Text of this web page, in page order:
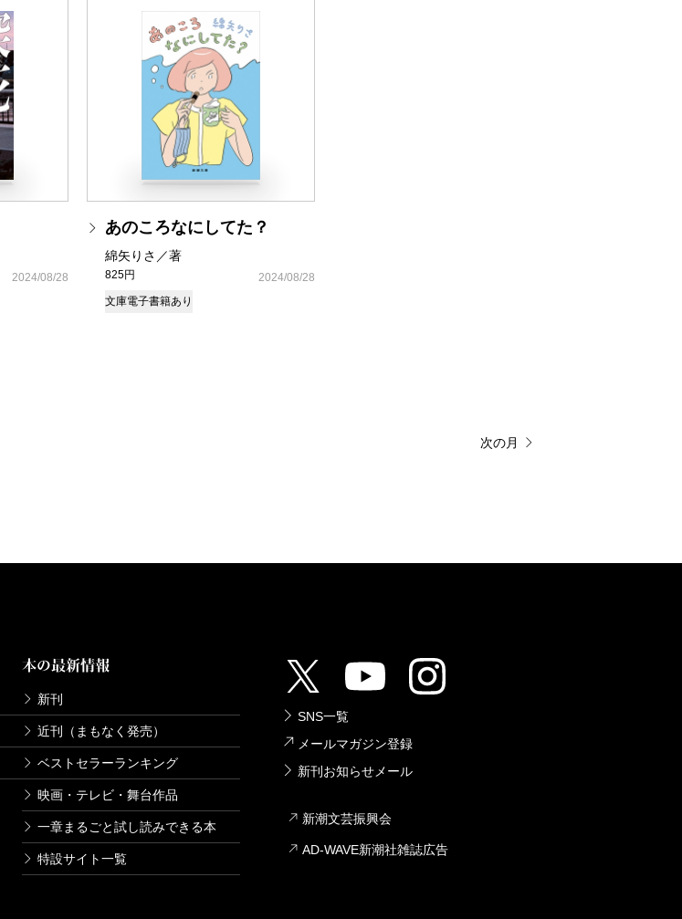
2024/08/28
あのころなにしてた？
綿矢りさ／著
825円
2024/08/28
文庫電子書籍あり
次の月
本の最新情報
新刊
近刊（まもなく発売）
ベストセラーランキング
映画・テレビ・舞台作品
一章まるごと試し読みできる本
特設サイト一覧
SNS一覧
メールマガジン登録
新刊お知らせメール
新潮文芸振興会
AD-WAVE新潮社雑誌広告